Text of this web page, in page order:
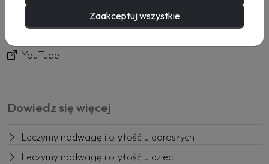
Zaakceptuj wszystkie
YouTube
Dowiedz się więcej
Leczymy nadwagę i otyłość u dorosłych
Leczymy nadwagę i otyłość u dzieci